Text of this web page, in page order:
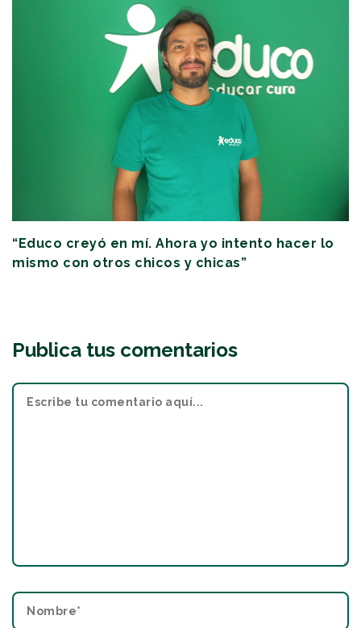
“Educo creyó en mí. Ahora yo intento hacer lo
mismo con otros chicos y chicas”
Publica tus comentarios